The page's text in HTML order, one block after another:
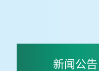
新闻公告